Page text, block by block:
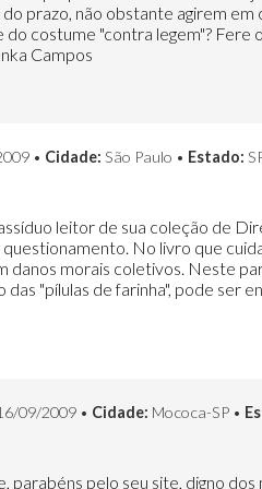
prazo, não obstante agirem
costume "contra legem"?
Campos
• Cidade: São Paulo • Estado:
leitor de sua coleção de
No livro que
danos morais coletivos. Neste
"pílulas de farinha", pode ser
09/2009 • Cidade: Mococa-SP •
parabéns pelo seu site, digno